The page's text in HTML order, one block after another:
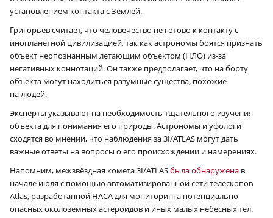
установлением контакта с Землёй.
Григорьев считает, что человечество не готово к контакту с
инопланетной цивилизацией, так как астрономы боятся признать
объект неопознанным летающим объектом (НЛО) из-за
негативных коннотаций. Он также предполагает, что на борту
объекта могут находиться разумные существа, похожие
на людей.
Эксперты указывают на необходимость тщательного изучения
объекта для понимания его природы. Астрономы и уфологи
сходятся во мнении, что наблюдения за 3I/ATLAS могут дать
важные ответы на вопросы о его происхождении и намерениях.
Напомним, межзвёздная комета 3I/ATLASбыла обнаружена в
начале июля с помощью автоматизированной сети телескопов
Atlas, разработанной НАСА для мониторинга потенциально
опасных околоземных астероидов и иных малых небесных тел.